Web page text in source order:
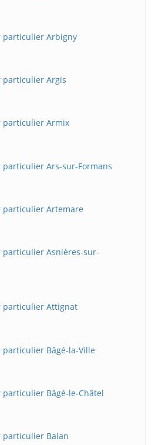
particulier Arbigny
particulier Argis
particulier Armix
Ars-sur-Formans
particulier Artemare
Asnières-sur-
particulier Attignat
Bâgé-la-Ville
Bâgé-le-Châtel
Balan